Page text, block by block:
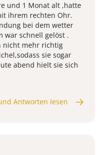
und 1 Monat alt ,hatte
ihrem rechten Ohr.
bei dem wetter
war schnell gelöst .
nicht mehr richtig
sie sogar
abend hielt sie sich
Antworten lesen